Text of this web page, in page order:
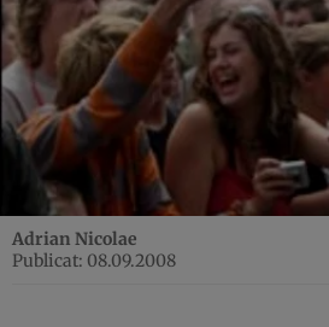
Adrian Nicolae
Publicat: 08.09.2008